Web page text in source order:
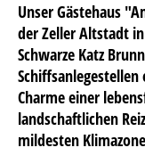
Unser Gästehaus
der Zeller Altstadt
Schwarze Katz
Charme einer
landschaftlichen
mildesten